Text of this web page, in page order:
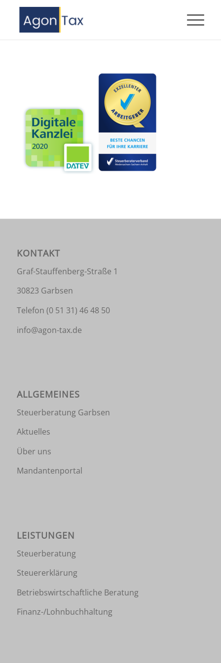
KONTAKT
Graf-Stauffenberg-Straße 1
30823 Garbsen
Telefon (0 51 31) 46 48 50
info@agon-tax.de
ALLGEMEINES
Steuerberatung Garbsen
Aktuelles
Über uns
Mandantenportal
LEISTUNGEN
Steuerberatung
Steuererklärung
Betriebswirtschaftliche Beratung
Finanz-/Lohnbuchhaltung